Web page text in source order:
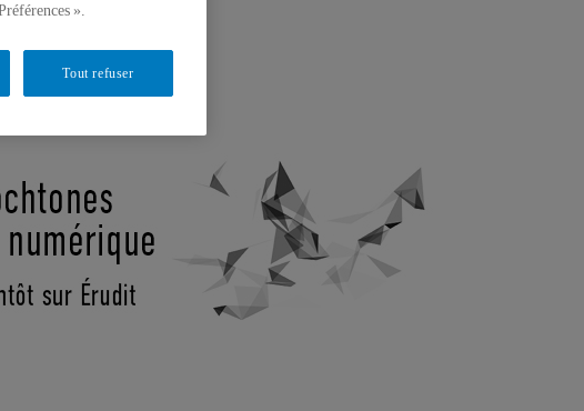
».
Tout refuser